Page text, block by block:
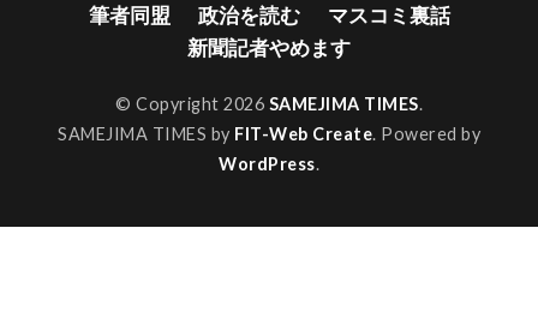
筆者同盟
政治を読む
マスコミ裏話
新聞記者やめます
© Copyright 2026 SAMEJIMA TIMES.
SAMEJIMA TIMES by FIT-Web Create. Powered by
WordPress.